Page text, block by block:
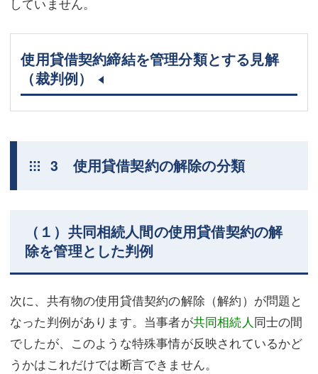
していません。
使用貸借契約締結を管理分類とする見解
（裁判例）
3 使用貸借契約の解除の分類
（１）共同相続人間の使用貸借契約の解
除を管理とした判例
次に、共有物の使用貸借契約の解除（解約）が問題と
なった判例があります。当事者が共同相続人同士の間
でしたが、このような特殊事情が反映されているかど
うかはこれだけでは断言できません。